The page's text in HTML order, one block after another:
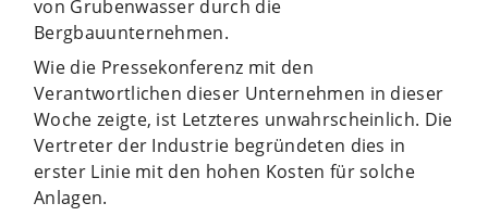
von Grubenwasser durch die
Bergbauunternehmen.
Wie die Pressekonferenz mit den
Verantwortlichen dieser Unternehmen in dieser
Woche zeigte, ist Letzteres unwahrscheinlich. Die
Vertreter der Industrie begründeten dies in
erster Linie mit den hohen Kosten für solche
Anlagen.